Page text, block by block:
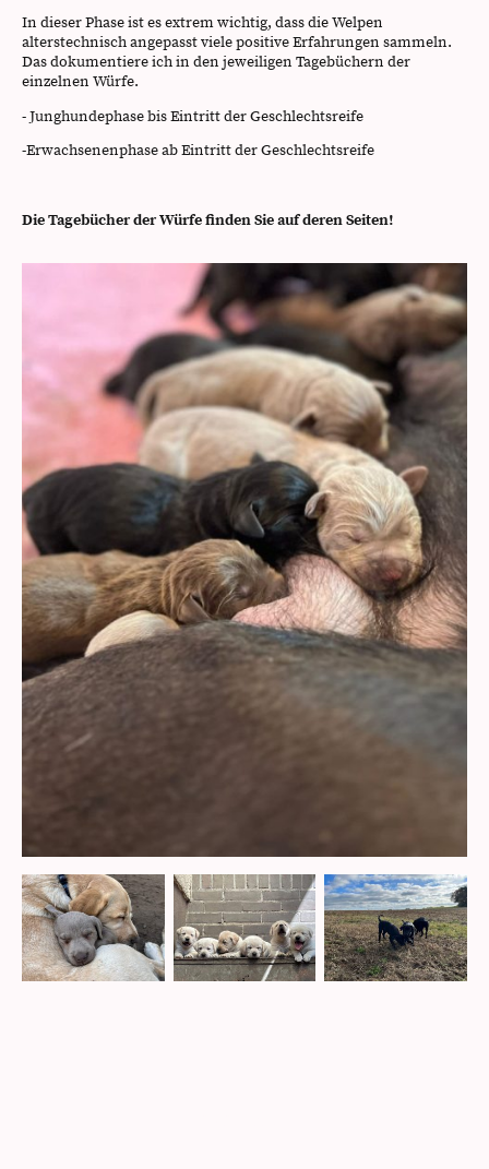
In dieser Phase ist es extrem wichtig, dass die Welpen
alterstechnisch angepasst viele positive Erfahrungen sammeln.
Das dokumentiere ich in den jeweiligen Tagebüchern der
einzelnen Würfe.
- Junghundephase bis Eintritt der Geschlechtsreife
-Erwachsenenphase ab Eintritt der Geschlechtsreife
Die Tagebücher der Würfe finden Sie auf deren Seiten!